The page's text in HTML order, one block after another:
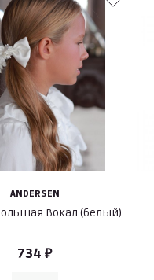
ANDERSEN
Вокал (белый)
734 ₽